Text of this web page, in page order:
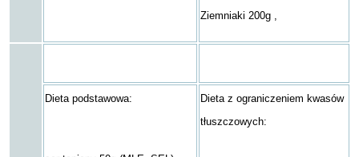
Ziemniaki 200g ,
Dieta podstawowa:
Dieta z ograniczeniem kwasów
tłuszczowych: